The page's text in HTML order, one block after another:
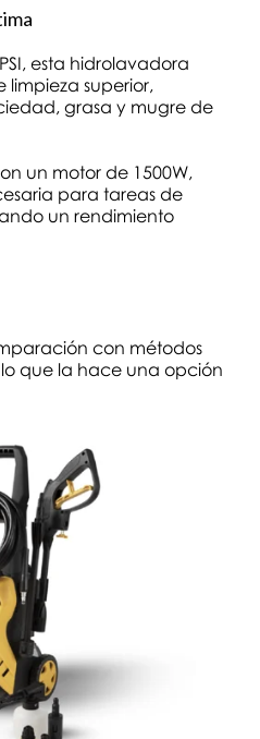
esta hidrolavadora
superior,
grasa y mugre de
un motor de 1500W,
para tareas de
un rendimiento
con métodos
que la hace una opción